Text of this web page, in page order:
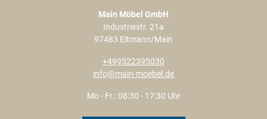
Main Möbel GmbH
Industriestr. 21a
97483 Eltmann/Main
+499522395030
info@main-moebel.de
Mo - Fr.: 08:30 - 17:30 Uhr